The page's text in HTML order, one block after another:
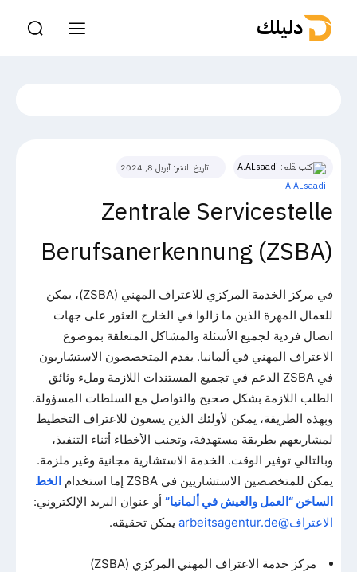
دليلك
كتب بقلم: A.ALsaadi تاريخ النشر: أبريل 8, 2024
Zentrale Servicestelle
Berufsanerkennung (ZSBA)
في مركز الخدمة المركزي للاعتراف المهني (ZSBA)، يمكن
للعمال المهرة الذين ما زالوا في الخارج العثور على جهات
اتصال فردية لجميع الأسئلة والمشاكل المتعلقة بموضوع
الاعتراف المهني في ألمانيا. يقدم المتخصصون الاستشاريون
في ZSBA الدعم في تجميع المستندات اللازمة وملء وثائق
الطلب اللازمة بشكل صحيح والتواصل مع السلطات المسؤولة.
وبهذه الطريقة، يمكن لأولئك الذين يسعون للاعتراف التخطيط
لمشاريعهم بطريقة مستهدفة، وتجنب الأخطاء أثناء التنفيذ،
وبالتالي توفير الوقت. الخدمة الاستشارية مجانية وغير ملزمة.
يمكن للمتخصصين الاستشاريين في ZSBA إما استخدام
الخط
الساخن “العمل والعيش في ألمانيا” أو عنوان البريد الإلكتروني:
الاعتراف@arbeitsagentur.de
يمكن تحقيقه.
مركز خدمة الاعتراف المهني المركزي (ZSBA)